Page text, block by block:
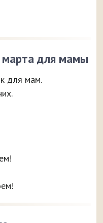
марта для мамы
для мам.